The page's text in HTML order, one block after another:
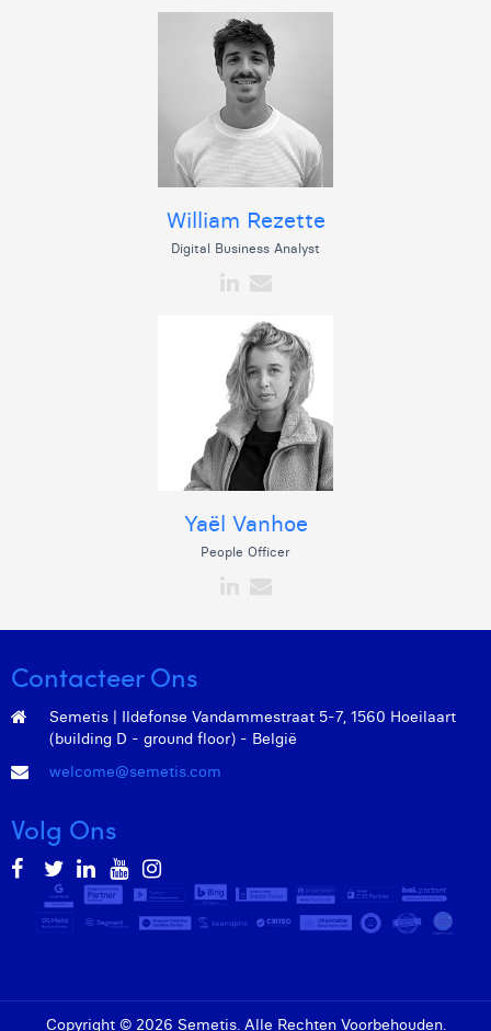
William Rezette
Digital Business Analyst
Yaël Vanhoe
People Officer
Contacteer Ons
Semetis | Ildefonse Vandammestraat 5-7, 1560 Hoeilaart
(building D - ground floor) - België
welcome@semetis.com
Volg Ons
Copyright © 2026 Semetis. Alle Rechten Voorbehouden.